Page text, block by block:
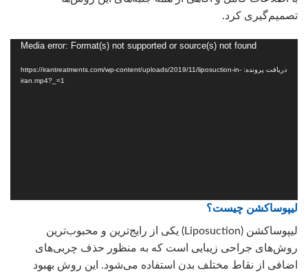
تصمیم‌گیری کرد.
Media error: Format(s) not supported or source(s) not found
دریافت پرونده: https://irantreatments.com/wp-content/uploads/2019/11/liposuction-in-
iran.mp4?_=1
لیپوساکشن چیست؟
لیپوساکشن (Liposuction) یکی از رایج‌ترین و محبوب‌ترین
روش‌های جراحی زیبایی است که به منظور حذف چربی‌های
اضافی از نقاط مختلف بدن استفاده می‌شود. این روش بهبود